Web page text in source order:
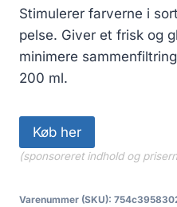
Stimulerer farverne i
pelse. Giver et frisk og
minimere
200 ml.
Køb her
(sponsoreret indhold og
Varenummer (SKU):